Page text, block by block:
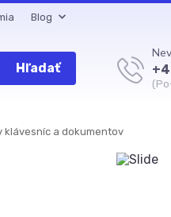
Blog
Hľadať
klávesníc a dokumentov